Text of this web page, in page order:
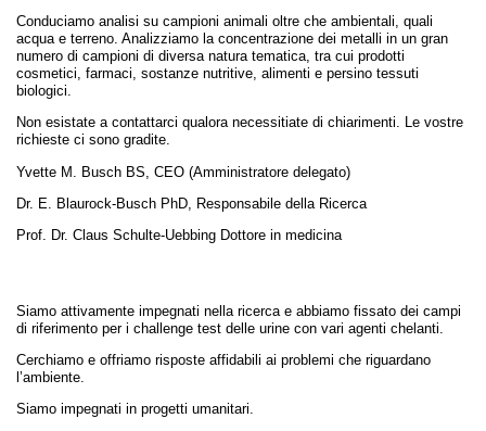
Conduciamo analisi su campioni animali oltre che ambientali, quali
acqua e terreno. Analizziamo la concentrazione dei metalli in un gran
numero di campioni di diversa natura tematica, tra cui prodotti
cosmetici, farmaci, sostanze nutritive, alimenti e persino tessuti
biologici.
Non esistate a contattarci qualora necessitiate di chiarimenti. Le vostre
richieste ci sono gradite.
Yvette M. Busch BS, CEO (Amministratore delegato)
Dr. E. Blaurock-Busch PhD, Responsabile della Ricerca
Prof. Dr. Claus Schulte-Uebbing Dottore in medicina
Siamo attivamente impegnati nella ricerca e abbiamo fissato dei campi
di riferimento per i challenge test delle urine con vari agenti chelanti.
Cerchiamo e offriamo risposte affidabili ai problemi che riguardano
l’ambiente.
Siamo impegnati in progetti umanitari.